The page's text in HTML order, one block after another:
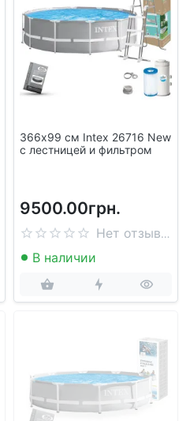
366х99 см Intex 26716 New
с лестницей и фильтром
9500.00грн.
Нет отзывов
В наличии